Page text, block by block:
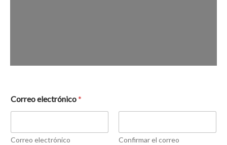
Correo electrónico*
Correo electrónico
Confirmar el correo